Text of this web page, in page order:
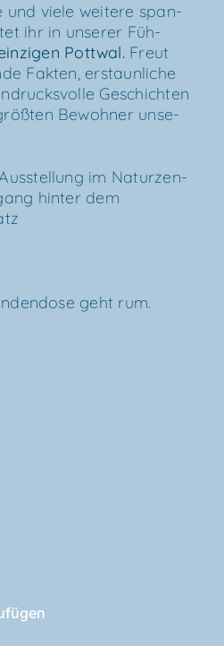
und vie­le wei­te­re span­
ihr in unse­rer Füh­
Pott­wal.Freut
Fak­ten, erstaun­li­che
Geschich­ten
Bewoh­ner unse­
im Natur­zen­
hin­ter dem
geht rum.